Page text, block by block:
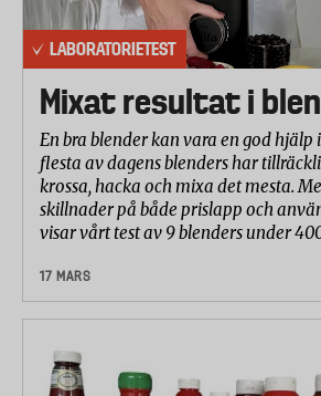
LABORATORIETEST
Mixat resultat i
En bra blender kan vara en god hjälp
flesta av dagens blenders har
krossa, hacka och mixa det mesta.
skillnader på både prislapp och
visar vårt test av 9 blenders under
17 MARS